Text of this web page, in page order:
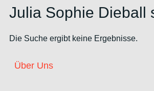
Julia Sophie Dieball
Die Suche ergibt keine Ergebnisse.
Über Uns